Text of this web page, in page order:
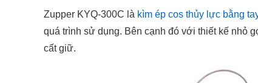
Zupper KYQ-300C là kìm ép cos thủy lực bằng
quá trình sử dụng. Bên cạnh đó với thiết kế nhỏ
cất giữ.